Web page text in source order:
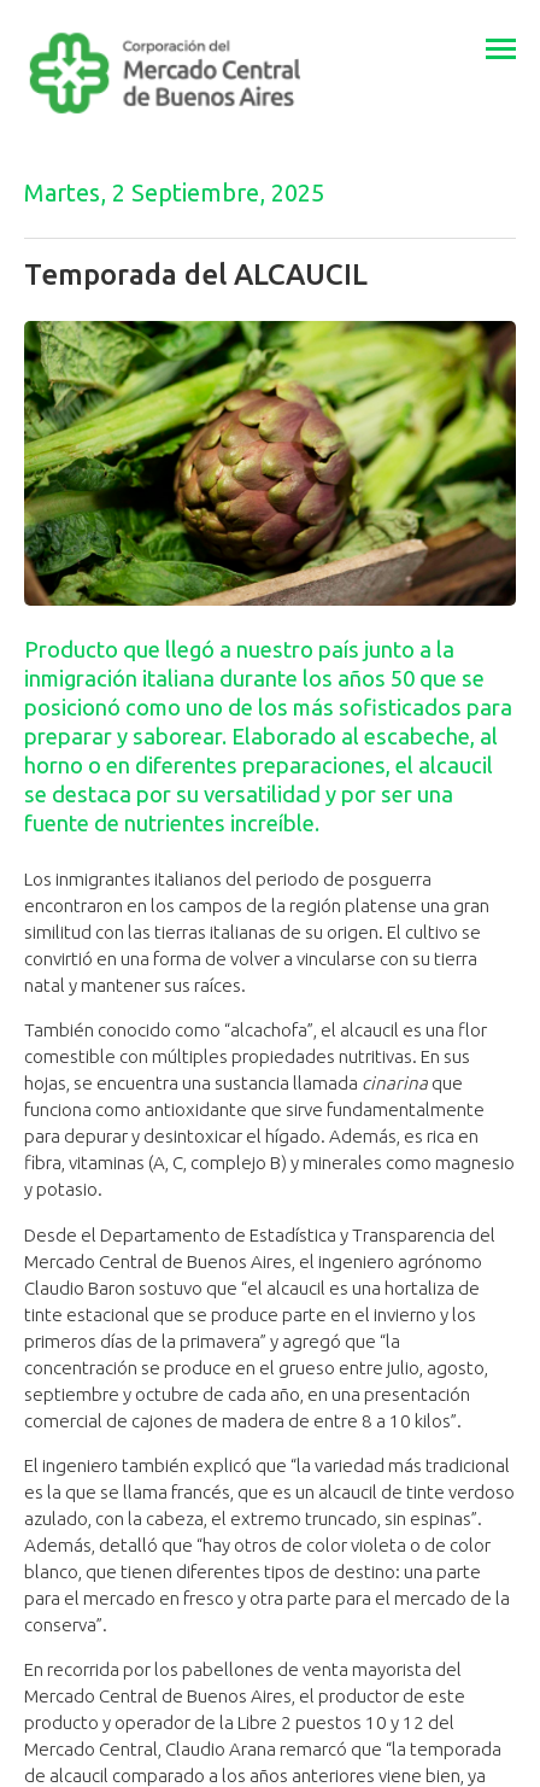
Martes, 2 Septiembre, 2025
Temporada del ALCAUCIL
Producto que llegó a nuestro país junto a la
inmigración italiana durante los años 50 que se
posicionó como uno de los más sofisticados para
preparar y saborear. Elaborado al escabeche, al
horno o en diferentes preparaciones, el alcaucil
se destaca por su versatilidad y por ser una
fuente de nutrientes increíble.
Los inmigrantes italianos del periodo de posguerra
encontraron en los campos de la región platense una gran
similitud con las tierras italianas de su origen. El cultivo se
convirtió en una forma de volver a vincularse con su tierra
natal y mantener sus raíces.
También conocido como “alcachofa”, el alcaucil es una flor
comestible con múltiples propiedades nutritivas. En sus
hojas, se encuentra una sustancia llamada cinarina que
funciona como antioxidante que sirve fundamentalmente
para depurar y desintoxicar el hígado. Además, es rica en
fibra, vitaminas (A, C, complejo B) y minerales como magnesio
y potasio.
Desde el Departamento de Estadística y Transparencia del
Mercado Central de Buenos Aires, el ingeniero agrónomo
Claudio Baron sostuvo que “el alcaucil es una hortaliza de
tinte estacional que se produce parte en el invierno y los
primeros días de la primavera” y agregó que “la
concentración se produce en el grueso entre julio, agosto,
septiembre y octubre de cada año, en una presentación
comercial de cajones de madera de entre 8 a 10 kilos”.
El ingeniero también explicó que “la variedad más tradicional
es la que se llama francés, que es un alcaucil de tinte verdoso
azulado, con la cabeza, el extremo truncado, sin espinas”.
Además, detalló que “hay otros de color violeta o de color
blanco, que tienen diferentes tipos de destino: una parte
para el mercado en fresco y otra parte para el mercado de la
conserva”.
En recorrida por los pabellones de venta mayorista del
Mercado Central de Buenos Aires, el productor de este
producto y operador de la Libre 2 puestos 10 y 12 del
Mercado Central, Claudio Arana remarcó que “la temporada
de alcaucil comparado a los años anteriores viene bien, ya